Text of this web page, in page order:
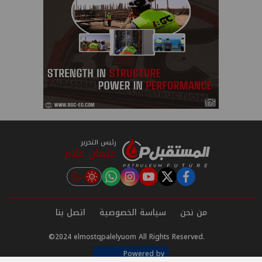
رئيس التحرير
عثمان علام
facebook
twitter
youtube
instagram
tiktok
من نحن سياسة الخصوصية اتصل بنا
©2024 elmostqpalelyuom All Rights Reserved.
Powered by